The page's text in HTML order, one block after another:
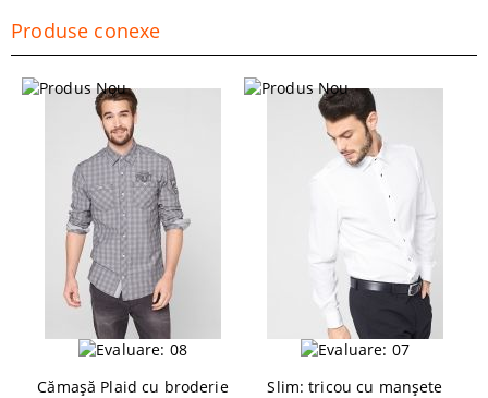
Produse conexe
Cămașă Plaid cu broderie Slim: tricou cu manșete